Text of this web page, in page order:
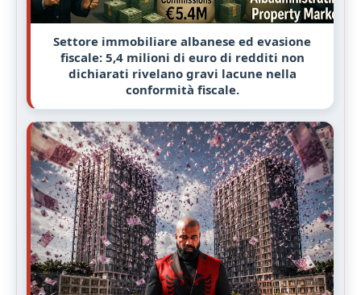
Settore immobiliare albanese ed evasione
fiscale: 5,4 milioni di euro di redditi non
dichiarati rivelano gravi lacune nella
conformità fiscale.